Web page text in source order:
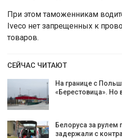
При этом таможенникам
Iveco нет запрещенных к
товаров.
СЕЙЧАС ЧИТАЮТ
На границе с
«Берестовица». Но
Белоруса за рулем
задержали с